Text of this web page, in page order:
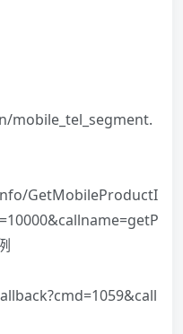
mobile_tel_segment.
GetMobileProductI